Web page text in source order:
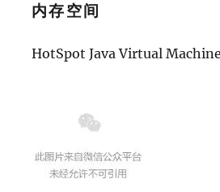
内存空间
HotSpot Java Virtual Machine